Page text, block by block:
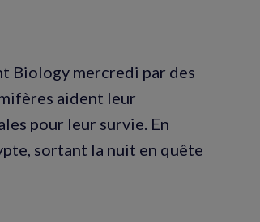
Biology mercredi par des
aident leur
pour leur survie. En
sortant la nuit en quête